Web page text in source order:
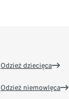
Odzież dziecięca
Odzież niemowlęca